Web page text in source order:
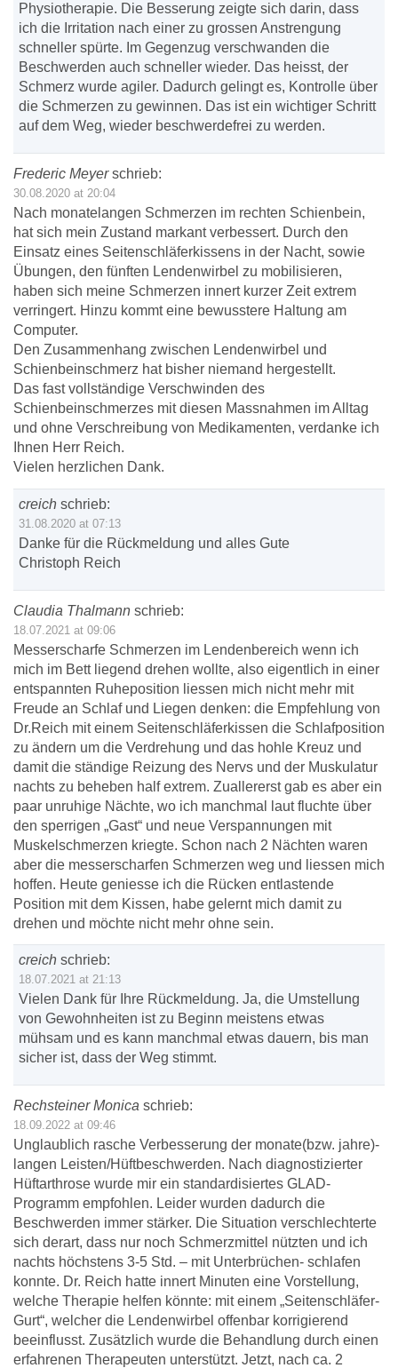
Physiotherapie. Die Besserung zeigte sich darin, dass
ich die Irritation nach einer zu grossen Anstrengung
schneller spürte. Im Gegenzug verschwanden die
Beschwerden auch schneller wieder. Das heisst, der
Schmerz wurde agiler. Dadurch gelingt es, Kontrolle über
die Schmerzen zu gewinnen. Das ist ein wichtiger Schritt
auf dem Weg, wieder beschwerdefrei zu werden.
Frederic Meyerschrieb:
30.08.2020 at 20:04
Nach monatelangen Schmerzen im rechten Schienbein,
hat sich mein Zustand markant verbessert. Durch den
Einsatz eines Seitenschläferkissens in der Nacht, sowie
Übungen, den fünften Lendenwirbel zu mobilisieren,
haben sich meine Schmerzen innert kurzer Zeit extrem
verringert. Hinzu kommt eine bewusstere Haltung am
Computer.
Den Zusammenhang zwischen Lendenwirbel und
Schienbeinschmerz hat bisher niemand hergestellt.
Das fast vollständige Verschwinden des
Schienbeinschmerzes mit diesen Massnahmen im Alltag
und ohne Verschreibung von Medikamenten, verdanke ich
Ihnen Herr Reich.
Vielen herzlichen Dank.
creich schrieb:
31.08.2020 at 07:13
Danke für die Rückmeldung und alles Gute
Christoph Reich
Claudia Thalmann schrieb:
18.07.2021 at 09:06
Messerscharfe Schmerzen im Lendenbereich wenn ich
mich im Bett liegend drehen wollte, also eigentlich in einer
entspannten Ruheposition liessen mich nicht mehr mit
Freude an Schlaf und Liegen denken: die Empfehlung von
Dr.Reich mit einem Seitenschläferkissen die Schlafposition
zu ändern um die Verdrehung und das hohle Kreuz und
damit die ständige Reizung des Nervs und der Muskulatur
nachts zu beheben half extrem. Zuallererst gab es aber ein
paar unruhige Nächte, wo ich manchmal laut fluchte über
den sperrigen „Gast“ und neue Verspannungen mit
Muskelschmerzen kriegte. Schon nach 2 Nächten waren
aber die messerscharfen Schmerzen weg und liessen mich
hoffen. Heute geniesse ich die Rücken entlastende
Position mit dem Kissen, habe gelernt mich damit zu
drehen und möchte nicht mehr ohne sein.
creich schrieb:
18.07.2021 at 21:13
Vielen Dank für Ihre Rückmeldung. Ja, die Umstellung
von Gewohnheiten ist zu Beginn meistens etwas
mühsam und es kann manchmal etwas dauern, bis man
sicher ist, dass der Weg stimmt.
Rechsteiner Monica schrieb:
18.09.2022 at 09:46
Unglaublich rasche Verbesserung der monate(bzw. jahre)-
langen Leisten/Hüftbeschwerden. Nach diagnostizierter
Hüftarthrose wurde mir ein standardisiertes GLAD-
Programm empfohlen. Leider wurden dadurch die
Beschwerden immer stärker. Die Situation verschlechterte
sich derart, dass nur noch Schmerzmittel nützten und ich
nachts höchstens 3-5 Std. – mit Unterbrüchen- schlafen
konnte. Dr. Reich hatte innert Minuten eine Vorstellung,
welche Therapie helfen könnte: mit einem „Seitenschläfer-
Gurt“, welcher die Lendenwirbel offenbar korrigierend
beeinflusst. Zusätzlich wurde die Behandlung durch einen
erfahrenen Therapeuten unterstützt. Jetzt, nach ca. 2